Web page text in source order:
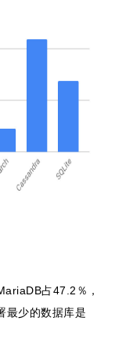
占47.2％，
最少的数据库是